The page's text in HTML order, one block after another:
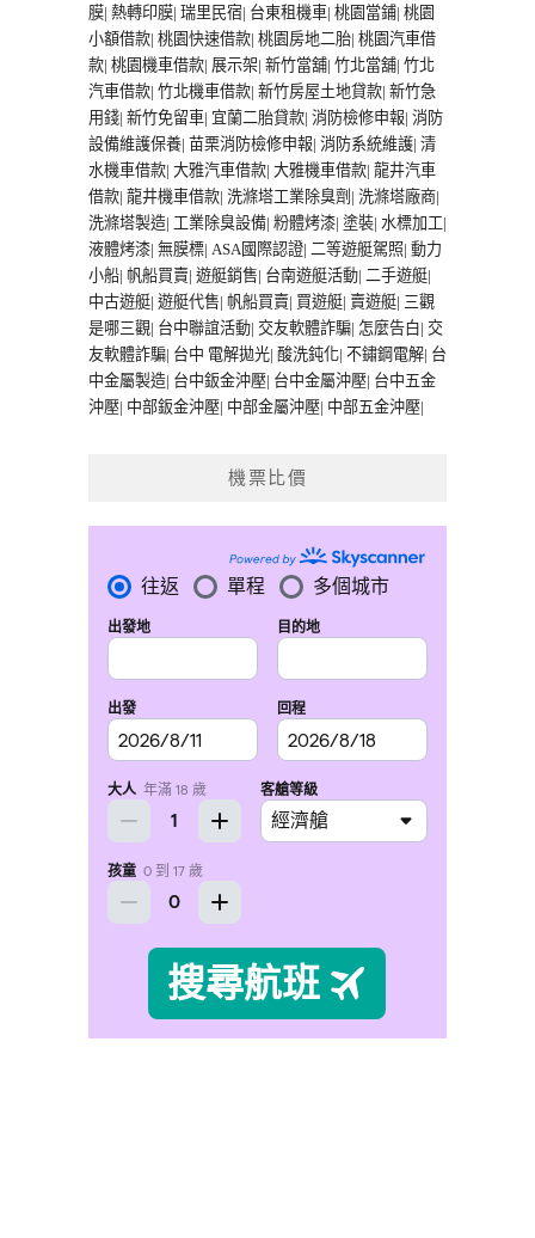
膜| 熱轉印膜| 瑞里民宿| 台東租機車| 桃園當鋪| 桃園
小額借款| 桃園快速借款| 桃園房地二胎| 桃園汽車借
款| 桃園機車借款| 展示架| 新竹當舖| 竹北當舖| 竹北
汽車借款| 竹北機車借款| 新竹房屋土地貸款| 新竹急
用錢| 新竹免留車| 宜蘭二胎貸款| 消防檢修申報| 消防
設備維護保養| 苗栗消防檢修申報| 消防系統維護| 清
水機車借款| 大雅汽車借款| 大雅機車借款| 龍井汽車
借款| 龍井機車借款| 洗滌塔工業除臭劑 | 洗滌塔廠商|
洗滌塔製造| 工業除臭設備| 粉體烤漆| 塗裝| 水標加工|
液體烤漆| 無膜標| ASA國際認證| 二等遊艇駕照| 動力
小船| 帆船買賣| 遊艇銷售| 台南遊艇活動| 二手遊艇|
中古遊艇| 遊艇代售| 帆船買賣| 買遊艇| 賣遊艇| 三觀
是哪三觀| 台中聯誼活動| 交友軟體詐騙| 怎麼告白| 交
友軟體詐騙| 台中 電解拋光| 酸洗鈍化| 不鏽鋼電解| 台
中金屬製造| 台中鈑金沖壓| 台中金屬沖壓| 台中五金
沖壓| 中部鈑金沖壓| 中部金屬沖壓| 中部五金沖壓|
機票比價